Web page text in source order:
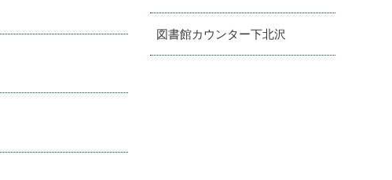
図書館カウンター下北沢